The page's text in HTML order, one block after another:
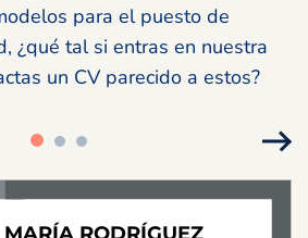
para el puesto de
¿qué tal si entras en nuestra
un CV parecido a estos?